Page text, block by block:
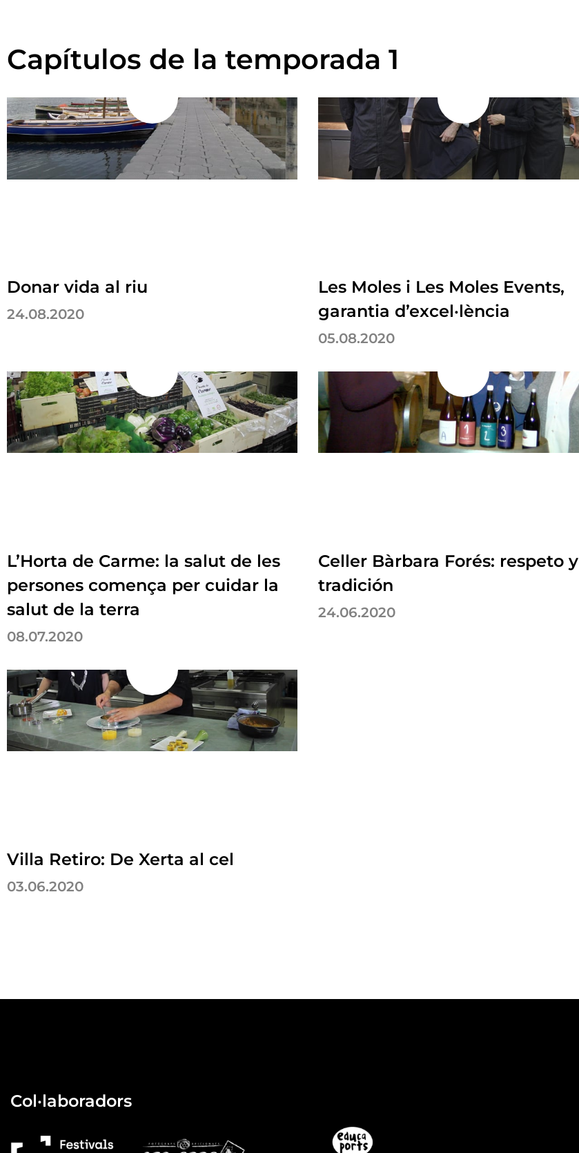
Capítulos de la temporada 1
Donar vida al riu
24.08.2020
Les Moles i Les Moles Events,
garantia d’excel·lència
05.08.2020
L’Horta de Carme: la salut de les
persones comença per cuidar la
salut de la terra
08.07.2020
Celler Bàrbara Forés: respeto y
tradición
24.06.2020
Villa Retiro: De Xerta al cel
03.06.2020
Col·laboradors